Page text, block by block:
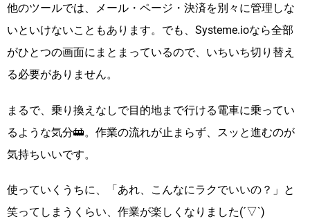
他のツールでは、メール・ページ・決済を別々に管理しな
いといけないこともあります。でも、Systeme.ioなら全部
がひとつの画面にまとまっているので、いちいち切り替え
る必要がありません。
まるで、乗り換えなしで目的地まで行ける電車に乗ってい
るような気分🚋。作業の流れが止まらず、スッと進むのが
気持ちいいです。
使っていくうちに、「あれ、こんなにラクでいいの？」と
笑ってしまうくらい、作業が楽しくなりました(´▽`)